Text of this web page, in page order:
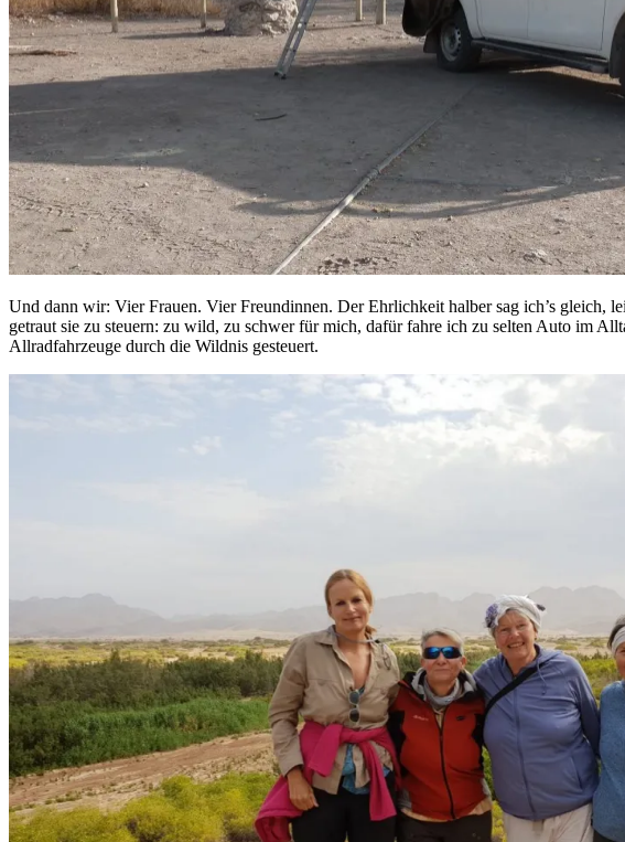
Und dann wir: Vier Frauen. Vier Freundinnen. Der Ehrlichkeit halber sag ich’s gleich,
getraut sie zu steuern: zu wild, zu schwer für mich, dafür fahre ich zu selten Auto im
Allradfahrzeuge durch die Wildnis gesteuert.